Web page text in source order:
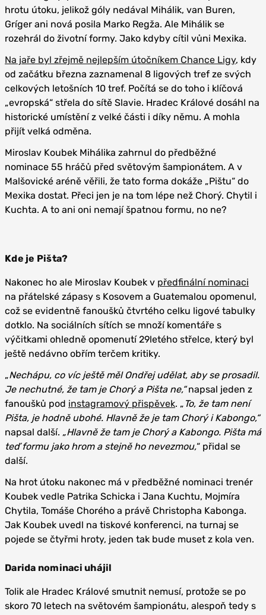
hrotu útoku, jelikož góly nedával Mihálik, van Buren,
Gríger ani nová posila Marko Regža. Ale Mihálik se
rozehrál do životní formy. Jako kdyby cítil vůni Mexika.
Na jaře byl zřejmě nejlepším útočníkem Chance Ligy, kdy
od začátku března zaznamenal 8 ligových tref ze svých
celkových letošních 10 tref. Počítá se do toho i klíčová
„evropská“ střela do sítě Slavie. Hradec Králové dosáhl na
historické umístění z velké části i díky němu. A mohla
přijít velká odměna.
Miroslav Koubek Mihálika zahrnul do předběžné
nominace 55 hráčů před světovým šampionátem. A v
Malšovické aréně věřili, že tato forma dokáže „Pištu“ do
Mexika dostat. Přeci jen je na tom lépe než Chorý. Chytil i
Kuchta. A to ani oni nemají špatnou formu, no ne?
Kde je Pišta?
Nakonec ho ale Miroslav Koubek v předfinální nominaci
na přátelské zápasy s Kosovem a Guatemalou opomenul,
což se evidentně fanoušků čtvrtého celku ligové tabulky
dotklo. Na sociálních sítích se množí komentáře s
výčitkami ohledně opomenutí 29letého střelce, který byl
ještě nedávno obřím terčem kritiky.
„Nechápu, co víc ještě měl Ondřej udělat, aby se prosadil.
Je nechutné, že tam je Chorý a Pišta ne,“napsal jeden z
fanoušků pod instagramový přispěvek. „ To, že tam není
Pišta, je hodně ubohé. Hlavně že je tam Chorý i Kabongo,“
napsal další. „Hlavně že tam je Chorý a Kabongo. Pišta má
teď formu jako hrom a stejně ho nevezmou,“ přidal se
další.
Na hrot útoku nakonec má v předběžné nominaci trenér
Koubek vedle Patrika Schicka i Jana Kuchtu, Mojmíra
Chytila, Tomáše Chorého a právě Christopha Kabonga.
Jak Koubek uvedl na tiskové konferenci, na turnaj se
pojede se čtyřmi hroty, jeden tak bude muset z kola ven.
Darida nominaci uhájil
Tolik ale Hradec Králové smutnit nemusí, protože se po
skoro 70 letech na světovém šampionátu, alespoň tedy s